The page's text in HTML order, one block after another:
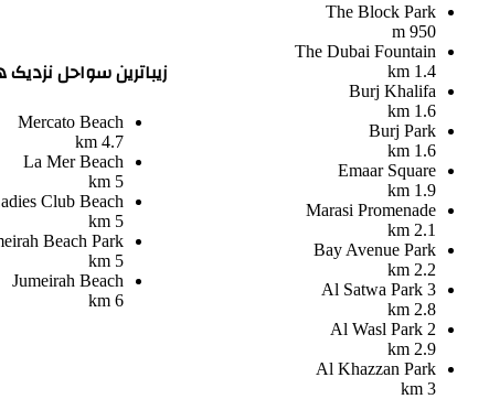
The Block Park
950 m
The Dubai Fountain
1.4 km
Burj Khalifa
1.6 km
Burj Park
1.6 km
Emaar Square
1.9 km
Marasi Promenade
2.1 km
Bay Avenue Park
2.2 km
Al Satwa Park 3
2.8 km
Al Wasl Park 2
2.9 km
Al Khazzan Park
3 km
زیباترین سواحل
Mercato Beach
4.7 km
La Mer Beach
5 km
Club Beach
5 km
Beach Park
5 km
Jumeirah Beach
6 km